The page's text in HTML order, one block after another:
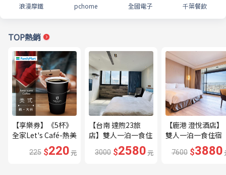
浪漫摩鐵 pchome 全國電子 千葉餐飲
TOP熱銷
【享樂券】《5杯》
全家Let's Café-熱美
225 $220元
【台南 達煦23旅
店】雙人一泊一食住
宿券---🔥近海安路
商圈🔥
3000 $2580元
【鹿港 澄悅酒店】
雙人一泊一食住宿
券---🔥平日限量升
等家庭房、贈兩小
7600 $3880